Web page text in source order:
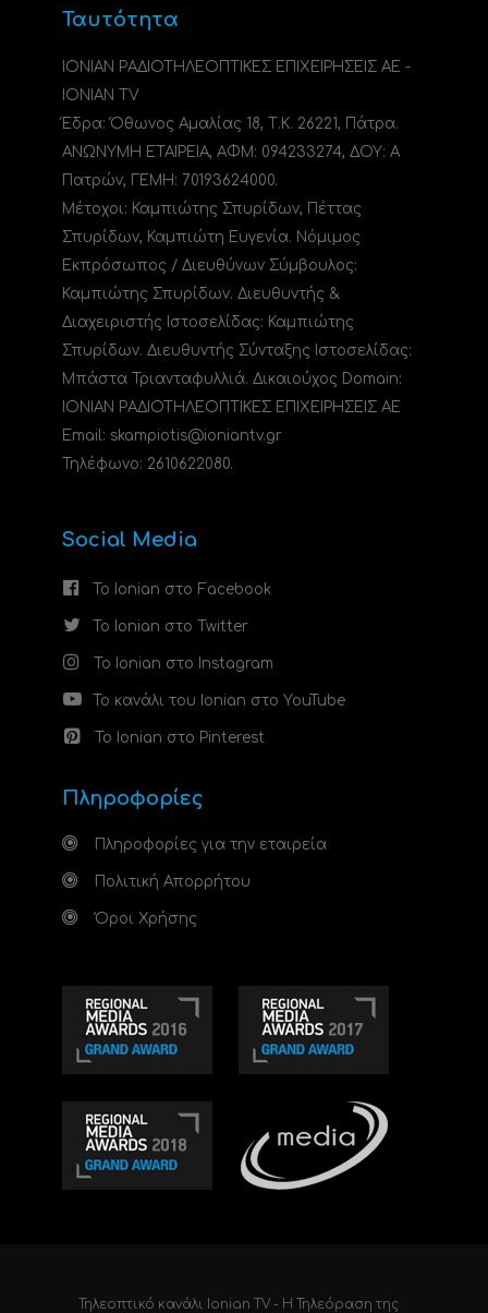
Ταυτότητα
ΙΟΝΙΑΝ ΡΑΔΙΟΤΗΛΕΟΠΤΙΚΕΣ ΕΠΙΧΕΙΡΗΣΕΙΣ ΑΕ -
IONIAN TV
Έδρα: Όθωνος Αμαλίας 18, Τ.Κ. 26221, Πάτρα.
ΑΝΩΝΥΜΗ ΕΤΑΙΡΕΙΑ, ΑΦΜ: 094233274, ΔΟΥ: A
Πατρών, ΓΕΜΗ: 70193624000.
Μέτοχοι: Καμπιώτης Σπυρίδων, Πέττας
Σπυρίδων, Καμπιώτη Ευγενία. Νόμιμος
Εκπρόσωπος / Διευθύνων Σύμβουλος:
Καμπιώτης Σπυρίδων. Διευθυντής &
Διαχειριστής Ιστοσελίδας: Καμπιώτης
Σπυρίδων. Διευθυντής Σύνταξης Ιστοσελίδας:
Μπάστα Τριανταφυλλιά. Δικαιούχος Domain:
ΙΟΝΙΑΝ ΡΑΔΙΟΤΗΛΕΟΠΤΙΚΕΣ ΕΠΙΧΕΙΡΗΣΕΙΣ ΑΕ
Email: skampiotis@ioniantv.gr
Τηλέφωνο: 2610622080.
Social Media
Το Ionian στο Facebook
Το Ionian στο Twitter
Το Ionian στο Instagram
Το κανάλι του Ionian στο YouTube
Το Ionian στο Pinterest
Πληροφορίες
Πληροφορίες για την εταιρεία
Πολιτική Απορρήτου
Όροι Χρήσης
Τηλεοπτικό κανάλι Ionian TV - Η Τηλεόραση της